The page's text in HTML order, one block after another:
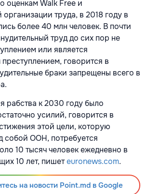
оценкам Walk Free и
труда, в 2018 году в
более 40 млн человек. В почти
труд до сих пор не
или является
говорится в
браки запрещены всего в
рабства к 2030 году было
усилий, говорится в
этой цели, которую
собой ООН, потребуется
10 тысяч человек ежедневно в
10 лет, пишетeuronews.com.
на новости Point.md в Google